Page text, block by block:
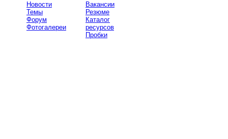
Новости
Темы
Форум
Фотогалереи
Вакансии
Резюме
Каталог
ресурсов
Пробки